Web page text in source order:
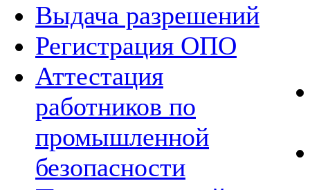
Выдача разрешений
Регистрация ОПО
Аттестация
работников по
промышленной
безопасности